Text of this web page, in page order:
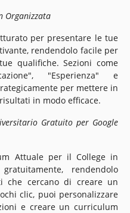
Organizzata
per presentare le tue
rendendolo facile per
qualifiche. Sezioni come
"Esperienza" e
per mettere in
in modo efficace.
Gratuito per Google
Attuale per il College in
rendendolo
che cercano di creare un
clic, puoi personalizzare
e creare un curriculum